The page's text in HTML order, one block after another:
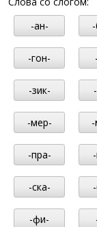
-ан-
-гон-
-зик-
-мер-
-пра-
-ска-
-фи-